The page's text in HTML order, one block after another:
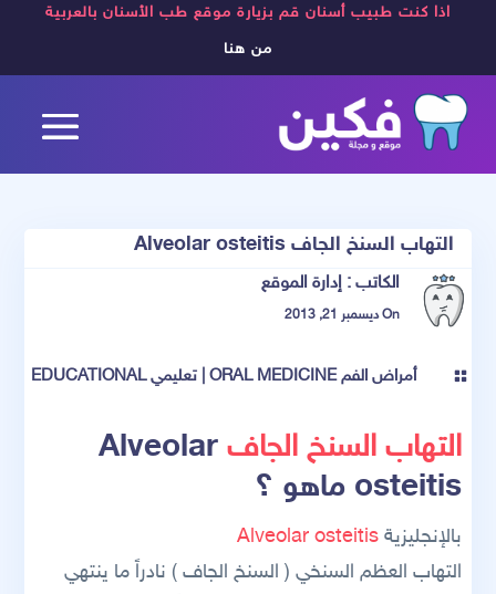
اذا كنت طبيب أسنان قم بزيارة موقع طب الأسنان بالعربية
من هنا
التهاب السنخ الجاف Alveolar osteitis
الكاتب :إدارة الموقع
On ديسمبر 21, 2013
 أمراض الفم ORAL MEDICINE |تعليمي EDUCATIONAL
التهاب السنخ الجاف Alveolar
osteitis ماهو ؟
بالإنجليزيةAlveolar osteitis
التهاب العظم السنخي ( السنخ الجاف ) نادراً ما ينتهي